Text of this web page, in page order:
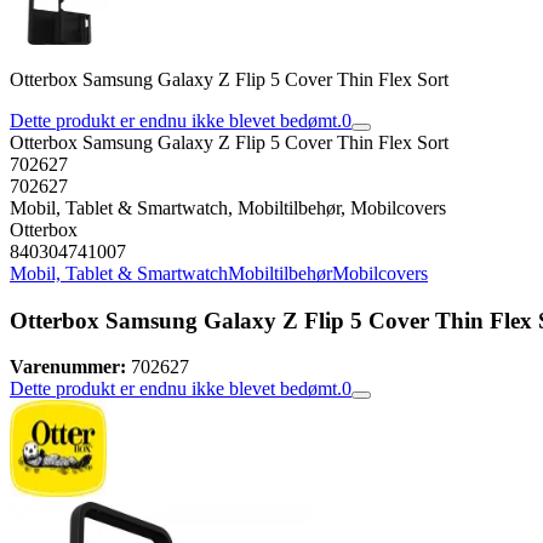
Otterbox Samsung Galaxy Z Flip 5 Cover Thin Flex Sort
Dette produkt er endnu ikke blevet bedømt.0
Otterbox Samsung Galaxy Z Flip 5 Cover Thin Flex Sort
702627
702627
Mobil, Tablet & Smartwatch, Mobiltilbehør, Mobilcovers
Otterbox
840304741007
Mobil, Tablet & SmartwatchMobiltilbehørMobilcovers
Otterbox Samsung Galaxy Z Flip 5 Cover Thin Flex
Varenummer: 702627
Dette produkt er endnu ikke blevet bedømt.0